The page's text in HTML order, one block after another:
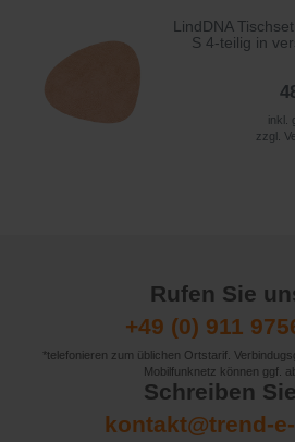
LindDNA
S 4-teilig in
inkl.
zzgl.
Rufen Sie
+49 (0) 911
*telefonieren zum üblichen Ortstarif.
Mobilfunknetz können ggf.
Schreiben
kontakt@trend-